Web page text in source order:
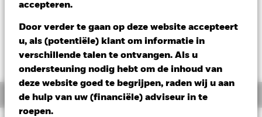
accepteren.
Door verder te gaan op deze website accepteert
u, als (potentiële) klant om informatie in
verschillende talen te ontvangen. Als u
ondersteuning nodig hebt om de inhoud van
deze website goed te begrijpen, raden wij u aan
de hulp van uw (financiële) adviseur in te
roepen.
EUR 21,50
Verandering NAV 1 dag per 07/aug/2026
EUR 0,00 (0,00%)
Morningstar Rating
Overzicht